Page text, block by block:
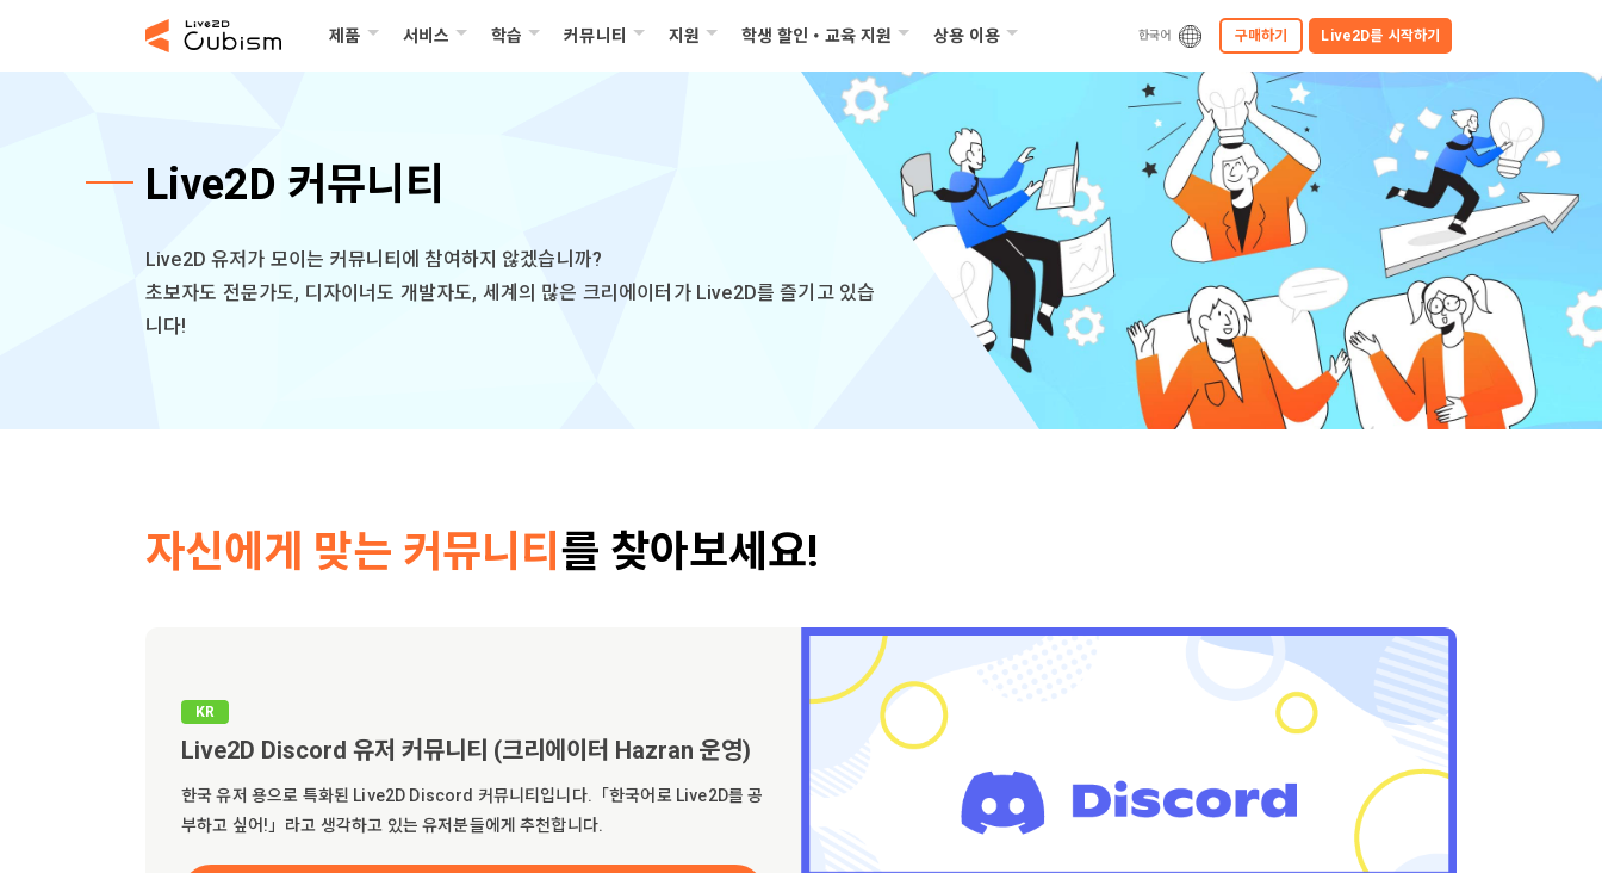
제품 서비스 학습 커뮤니티 지원 학생 할인・교육 지원 상용 이용 한국어 구매하기 Live2D를 시작하기
Live2D 커뮤니티
Live2D 유저가 모이는 커뮤니티에 참여하지 않겠습니까?
초보자도 전문가도, 디자이너도 개발자도, 세계의 많은 크리에이터가 Live2D를 즐기고 있습
니다!
자신에게 맞는 커뮤니티 를 찾아보세요!
KR
Live2D Discord 유저 커뮤니티 (크리에이터 Hazran 운영)
한국 유저 용으로 특화된 Live2D Discord 커뮤니티입니다.「한국어로 Live2D를 공
부하고 싶어!」라고 생각하고 있는 유저분들에게 추천합니다.